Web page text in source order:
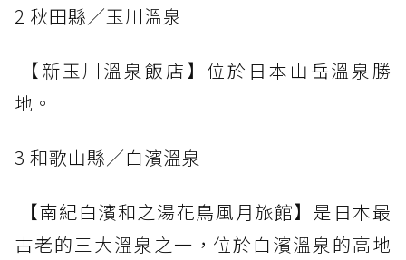
2 秋田縣／玉川溫泉
【新玉川溫泉飯店】位於日本山岳溫泉勝
地。
3 和歌山縣／白濱溫泉
【南紀白濱和之湯花鳥風月旅館】是日本最
古老的三大溫泉之一，位於白濱溫泉的高地